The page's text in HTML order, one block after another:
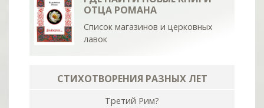
ОТЦА РОМАНА
Список магазинов и церковных
лавок
СТИХОТВОРЕНИЯ РАЗНЫХ ЛЕТ
Третий Рим?